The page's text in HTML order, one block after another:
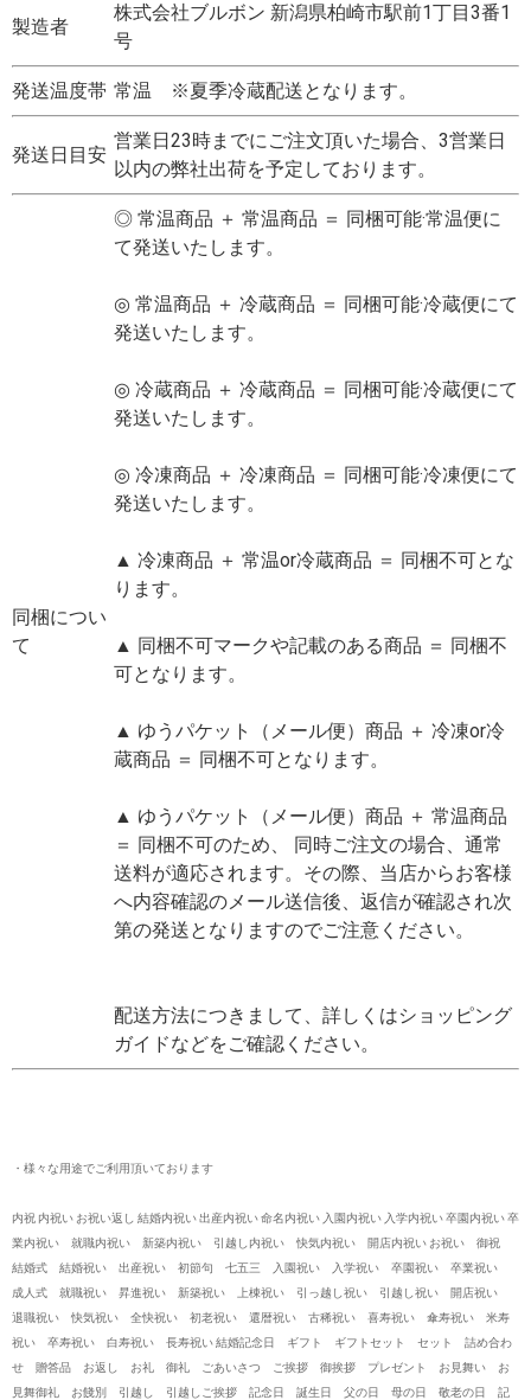
製造者
株式会社ブルボン 新潟県柏崎市駅前1丁目3番1
号
発送温度帯 常温 ※夏季冷蔵配送となります。
発送日目安
営業日23時までにご注文頂いた場合、3営業日
以内の弊社出荷を予定しております。
同梱につい
て
◎ 常温商品 ＋ 常温商品 ＝ 同梱可能·常温便に
て発送いたします。
◎ 常温商品 ＋ 冷蔵商品 ＝ 同梱可能·冷蔵便にて
発送いたします。
◎ 冷蔵商品 ＋ 冷蔵商品 ＝ 同梱可能·冷蔵便にて
発送いたします。
◎ 冷凍商品 ＋ 冷凍商品 ＝ 同梱可能·冷凍便にて
発送いたします。
▲ 冷凍商品 ＋ 常温or冷蔵商品 ＝ 同梱不可とな
ります。
▲ 同梱不可マークや記載のある商品 ＝ 同梱不
可となります。
▲ ゆうパケット（メール便）商品 ＋ 冷凍or冷
蔵商品 ＝ 同梱不可となります。
▲ ゆうパケット（メール便）商品 ＋ 常温商品
＝ 同梱不可のため、 同時ご注文の場合、通常
送料が適応されます。その際、当店からお客様
へ内容確認のメール送信後、返信が確認され次
第の発送となりますのでご注意ください。
配送方法につきまして、詳しくはショッピング
ガイドなどをご確認ください。
・様々な用途でご利用頂いております
内祝 内祝い お祝い返し 結婚内祝い 出産内祝い 命名内祝い 入園内祝い 入学内祝い 卒園内祝い 卒
業内祝い 就職内祝い 新築内祝い 引越し内祝い 快気内祝い 開店内祝い お祝い 御祝
結婚式 結婚祝い 出産祝い 初節句 七五三 入園祝い 入学祝い 卒園祝い 卒業祝い
成人式 就職祝い 昇進祝い 新築祝い 上棟祝い 引っ越し祝い 引越し祝い 開店祝い
退職祝い 快気祝い 全快祝い 初老祝い 還暦祝い 古稀祝い 喜寿祝い 傘寿祝い 米寿
祝い 卒寿祝い 白寿祝い 長寿祝い 結婚記念日 ギフト ギフトセット セット 詰め合わ
せ 贈答品 お返し お礼 御礼 ごあいさつ ご挨拶 御挨拶 プレゼント お見舞い お
見舞御礼 お餞別 引越し 引越しご挨拶 記念日 誕生日 父の日 母の日 敬老の日 記